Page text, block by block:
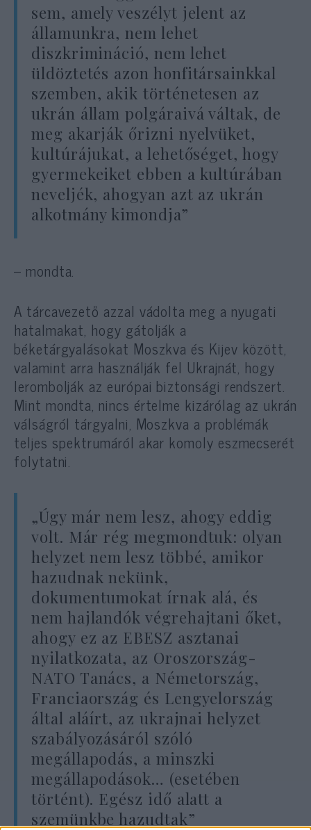
sem, amely veszélyt jelent az
államunkra, nem lehet
diszkrimináció, nem lehet
üldöztetés azon honfitársainkkal
szemben, akik történetesen az
ukrán állam polgáraivá váltak, de
meg akarják őrizni nyelvüket,
kultúrájukat, a lehetőséget, hogy
gyermekeiket ebben a kultúrában
neveljék, ahogyan azt az ukrán
alkotmány kimondja”
– mondta.
A tárcavezető azzal vádolta meg a nyugati
hatalmakat, hogy gátolják a
béketárgyalásokat Moszkva és Kijev között,
valamint arra használják fel Ukrajnát, hogy
lerombolják az európai biztonsági rendszert.
Mint mondta, nincs értelme kizárólag az ukrán
válságról tárgyalni, Moszkva a problémák
teljes spektrumáról akar komoly eszmecserét
folytatni.
„Úgy már nem lesz, ahogy eddig
volt. Már rég megmondtuk: olyan
helyzet nem lesz többé, amikor
hazudnak nekünk,
dokumentumokat írnak alá, és
nem hajlandók végrehajtani őket,
ahogy ez az EBESZ asztanai
nyilatkozata, az Oroszország-
NATO Tanács, a Németország,
Franciaország és Lengyelország
által aláírt, az ukrajnai helyzet
szabályozásáról szóló
megállapodás, a minszki
megállapodások… (esetében
történt). Egész idő alatt a
szemünkbe hazudtak”